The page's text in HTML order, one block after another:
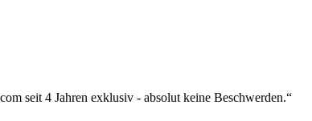
seit 4 Jahren exklusiv - absolut keine Beschwerden.“